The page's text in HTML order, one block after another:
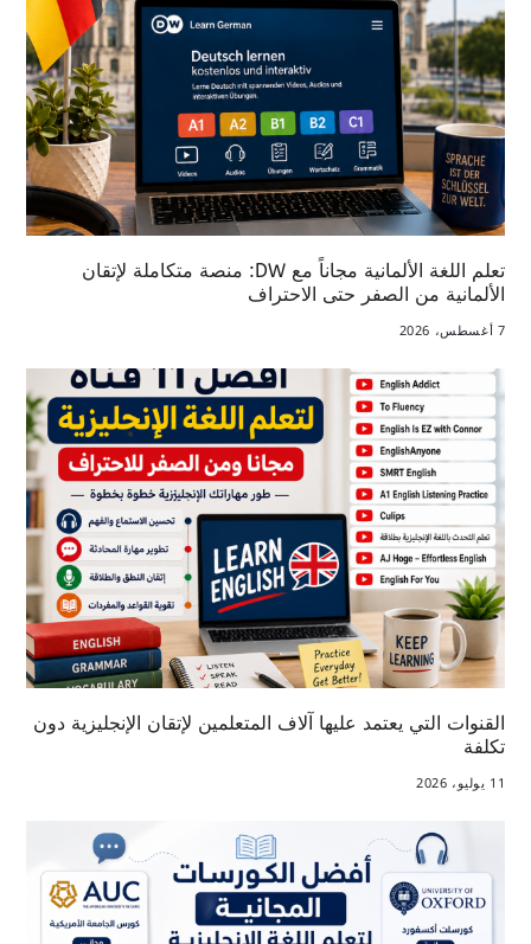
تعلم اللغة الألمانية مجاناً مع DW: منصة متكاملة لإتقان
الألمانية من الصفر حتى الاحتراف
7 أغسطس، 2026
القنوات التي يعتمد عليها آلاف المتعلمين لإتقان الإنجليزية دون
تكلفة
11 يوليو، 2026